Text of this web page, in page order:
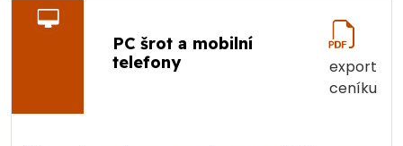
PC šrot a mobilní
telefony
export
ceníku